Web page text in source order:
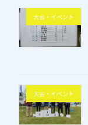
大会・イベント
大会・イベント